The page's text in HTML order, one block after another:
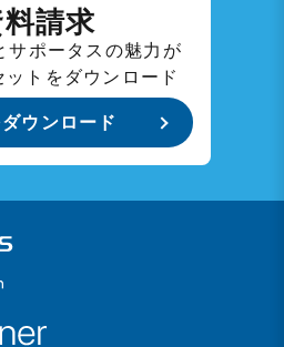
請求
ポータスの魅力が
トをダウンロード
ウンロード